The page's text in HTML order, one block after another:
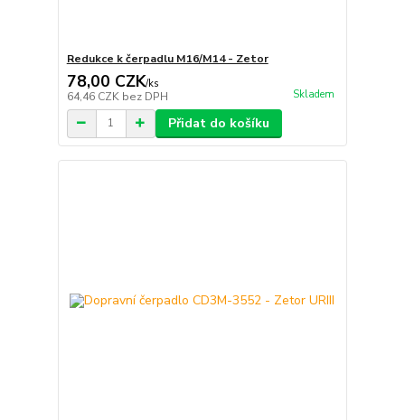
Redukce k čerpadlu M16/M14 - Zetor
78,00 CZK/ks
64,46 CZK bez DPH Skladem
Přidat do košíku